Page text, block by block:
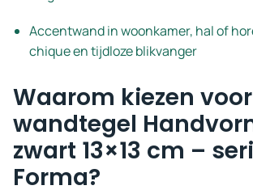
Accentwand in woonkamer, hal of
chique en tijdloze blikvanger
Waarom kiezen
wandtegel
zwart 13×13 cm –
Forma?